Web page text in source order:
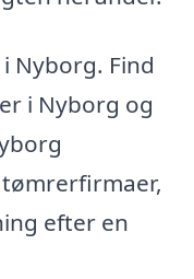
Nyborg. Find
i Nyborg og
efter en